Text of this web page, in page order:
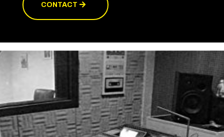
CONTACT